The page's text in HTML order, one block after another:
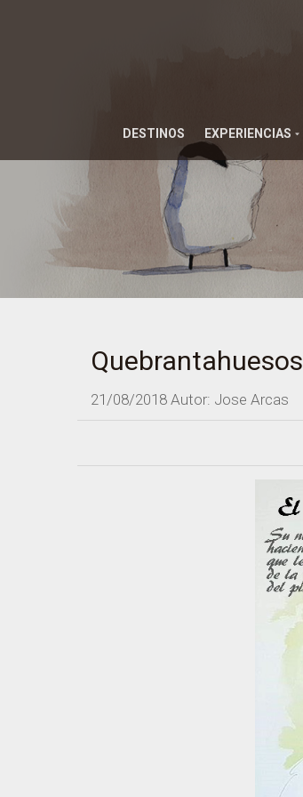
DESTINOS EXPERIENCIAS
Quebrantahuesos
21/08/2018 Autor: Jose Arcas